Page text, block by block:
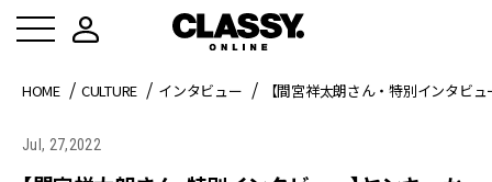
HOME CULTURE インタビュー 【間宮祥太朗さん・特別インタビ
Jul, 27,2022